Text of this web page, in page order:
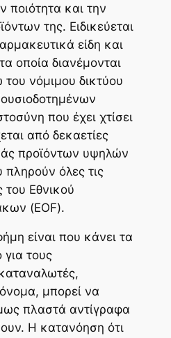
ποιότητα και την
της. Ειδικεύεται
είδη και
οποία διανέμονται
νόμιμου δικτύου
που έχει χτίσει
από δεκαετίες
προϊόντων υψηλών
όλες τις
του Εθνικού
(EOF).
είναι που κάνει τα
για τους
μπορεί να
πλαστά αντίγραφα
Η κατανόηση ότι